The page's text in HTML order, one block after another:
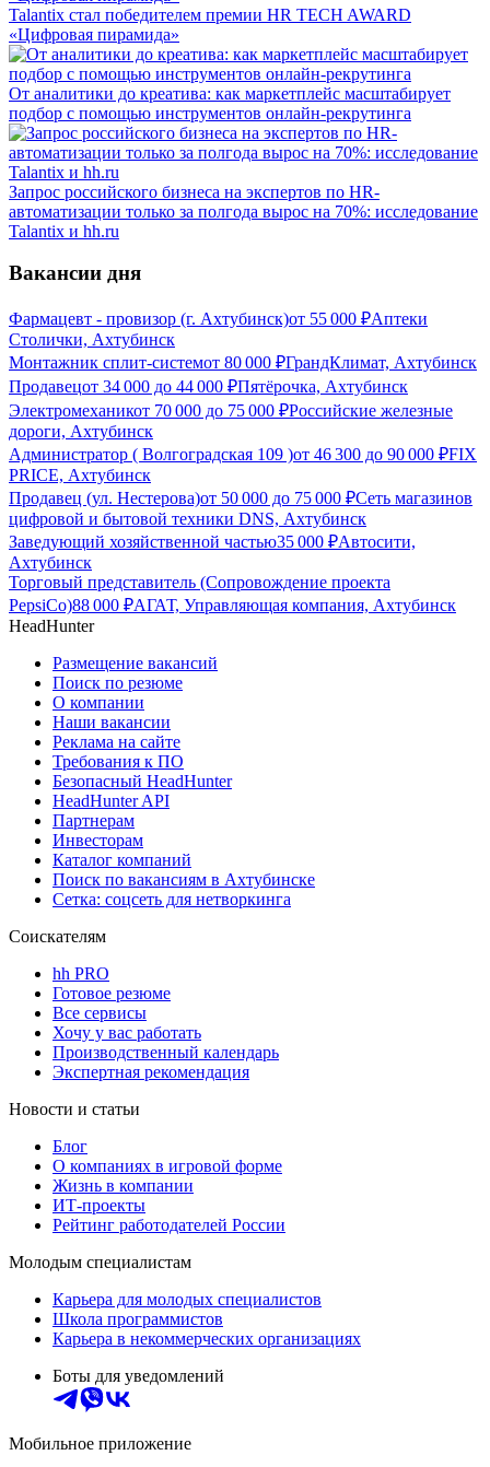
Talantix cтал победителем премии HR TECH AWARD
«Цифровая пирамида»
От аналитики до креатива: как маркетплейс масштабирует
подбор с помощью инструментов онлайн-рекрутинга
Запрос российского бизнеса на экспертов по HR-
автоматизации только за полгода вырос на 70%: исследование
Talantix и hh.ru
Вакансии дня
Фармацевт - провизор (г. Ахтубинск)от 55 000 ₽Аптеки
Столички, Ахтубинск
Монтажник сплит-системот 80 000 ₽ГрандКлимат, Ахтубинск
Продавецот 34 000 до 44 000 ₽Пятёрочка, Ахтубинск
Электромеханикот 70 000 до 75 000 ₽Российские железные
дороги, Ахтубинск
Администратор ( Волгоградская 109 )от 46 300 до 90 000 ₽FIX
PRICE, Ахтубинск
Продавец (ул. Нестерова)от 50 000 до 75 000 ₽Сеть магазинов
цифровой и бытовой техники DNS, Ахтубинск
Заведующий хозяйственной частью35 000 ₽Автосити,
Ахтубинск
Торговый представитель (Сопровождение проекта
PepsiCo)88 000 ₽АГАТ, Управляющая компания, Ахтубинск
HeadHunter
Размещение вакансий
Поиск по резюме
О компании
Наши вакансии
Реклама на сайте
Требования к ПО
Безопасный HeadHunter
HeadHunter API
Партнерам
Инвесторам
Каталог компаний
Поиск по вакансиям в Ахтубинске
Сетка: соцсеть для нетворкинга
Соискателям
hh PRO
Готовое резюме
Все сервисы
Хочу у вас работать
Производственный календарь
Экспертная рекомендация
Новости и статьи
Блог
О компаниях в игровой форме
Жизнь в компании
ИТ-проекты
Рейтинг работодателей России
Молодым специалистам
Карьера для молодых специалистов
Школа программистов
Карьера в некоммерческих организациях
Боты для уведомлений
Мобильное приложение